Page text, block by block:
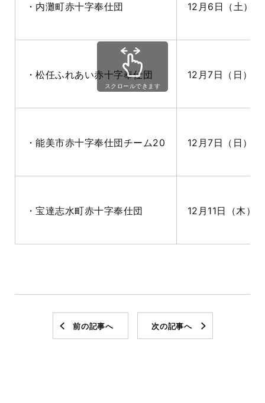
・内灘町赤十字奉仕団 12月6日（土）
・松任ふれあい赤十字奉仕団 12月7日（日）
・能美市赤十字奉仕団チーム20 12月7日（日）
・宝達志水町赤十字奉仕団 12月11日（木）
スクロールできます
前の記事へ 次の記事へ